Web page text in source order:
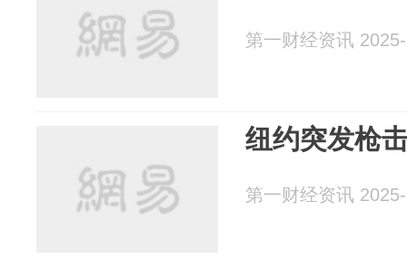
第一财经资讯
纽约突发枪
第一财经资讯